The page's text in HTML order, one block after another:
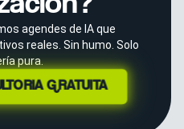
agendes de IA que
reales. Sin humo. Solo
pura.
GRATUITA